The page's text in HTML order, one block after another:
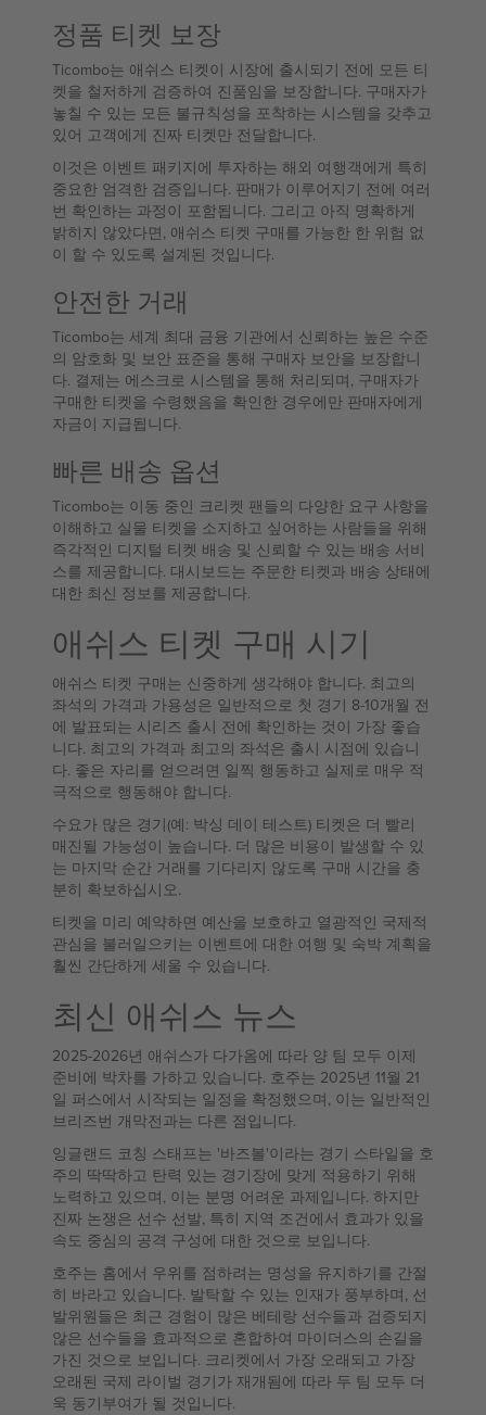
정품 티켓 보장
Ticombo는 애쉬스 티켓이 시장에 출시되기 전에 모든 티
켓을 철저하게 검증하여 진품임을 보장합니다. 구매자가
놓칠 수 있는 모든 불규칙성을 포착하는 시스템을 갖추고
있어 고객에게 진짜 티켓만 전달합니다.
이것은 이벤트 패키지에 투자하는 해외 여행객에게 특히
중요한 엄격한 검증입니다. 판매가 이루어지기 전에 여러
번 확인하는 과정이 포함됩니다. 그리고 아직 명확하게
밝히지 않았다면, 애쉬스 티켓 구매를 가능한 한 위험 없
이 할 수 있도록 설계된 것입니다.
안전한 거래
Ticombo는 세계 최대 금융 기관에서 신뢰하는 높은 수준
의 암호화 및 보안 표준을 통해 구매자 보안을 보장합니
다. 결제는 에스크로 시스템을 통해 처리되며, 구매자가
구매한 티켓을 수령했음을 확인한 경우에만 판매자에게
자금이 지급됩니다.
빠른 배송 옵션
Ticombo는 이동 중인 크리켓 팬들의 다양한 요구 사항을
이해하고 실물 티켓을 소지하고 싶어하는 사람들을 위해
즉각적인 디지털 티켓 배송 및 신뢰할 수 있는 배송 서비
스를 제공합니다. 대시보드는 주문한 티켓과 배송 상태에
대한 최신 정보를 제공합니다.
애쉬스 티켓 구매 시기
애쉬스 티켓 구매는 신중하게 생각해야 합니다. 최고의
좌석의 가격과 가용성은 일반적으로 첫 경기 8-10개월 전
에 발표되는 시리즈 출시 전에 확인하는 것이 가장 좋습
니다. 최고의 가격과 최고의 좌석은 출시 시점에 있습니
다. 좋은 자리를 얻으려면 일찍 행동하고 실제로 매우 적
극적으로 행동해야 합니다.
수요가 많은 경기(예: 박싱 데이 테스트) 티켓은 더 빨리
매진될 가능성이 높습니다. 더 많은 비용이 발생할 수 있
는 마지막 순간 거래를 기다리지 않도록 구매 시간을 충
분히 확보하십시오.
티켓을 미리 예약하면 예산을 보호하고 열광적인 국제적
관심을 불러일으키는 이벤트에 대한 여행 및 숙박 계획을
훨씬 간단하게 세울 수 있습니다.
최신 애쉬스 뉴스
2025-2026년 애쉬스가 다가옴에 따라 양 팀 모두 이제
준비에 박차를 가하고 있습니다. 호주는 2025년 11월 21
일 퍼스에서 시작되는 일정을 확정했으며, 이는 일반적인
브리즈번 개막전과는 다른 점입니다.
잉글랜드 코칭 스태프는 '바즈볼'이라는 경기 스타일을 호
주의 딱딱하고 탄력 있는 경기장에 맞게 적용하기 위해
노력하고 있으며, 이는 분명 어려운 과제입니다. 하지만
진짜 논쟁은 선수 선발, 특히 지역 조건에서 효과가 있을
속도 중심의 공격 구성에 대한 것으로 보입니다.
호주는 홈에서 우위를 점하려는 명성을 유지하기를 간절
히 바라고 있습니다. 발탁할 수 있는 인재가 풍부하며, 선
발위원들은 최근 경험이 많은 베테랑 선수들과 검증되지
않은 선수들을 효과적으로 혼합하여 마이더스의 손길을
가진 것으로 보입니다. 크리켓에서 가장 오래되고 가장
오래된 국제 라이벌 경기가 재개됨에 따라 두 팀 모두 더
욱 동기부여가 될 것입니다.